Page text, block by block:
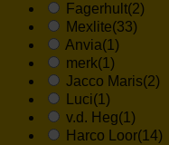
Fagerhult(2)
Mexlite(33)
Anvia(1)
merk(1)
Jacco Maris(2)
Luci(1)
v.d. Heg(1)
Harco Loor(14)